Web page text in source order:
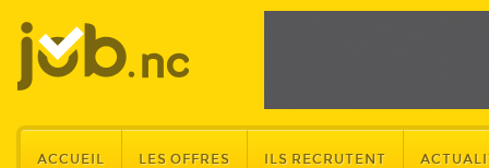
ACCUEIL LES OFFRES ILS RECRUTENT